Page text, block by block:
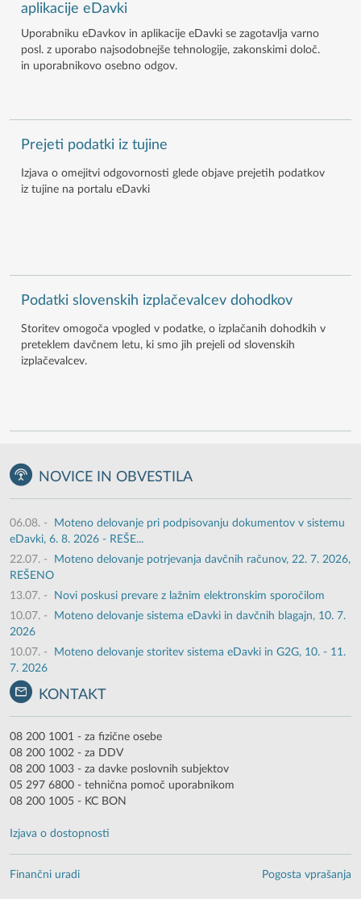
aplikacije eDavki
Uporabniku eDavkov in aplikacije eDavki se zagotavlja varno
posl. z uporabo najsodobnejše tehnologije, zakonskimi določ.
in uporabnikovo osebno odgov.
Prejeti podatki iz tujine
Izjava o omejitvi odgovornosti glede objave prejetih podatkov
iz tujine na portalu eDavki
Podatki slovenskih izplačevalcev dohodkov
Storitev omogoča vpogled v podatke, o izplačanih dohodkih v
preteklem davčnem letu, ki smo jih prejeli od slovenskih
izplačevalcev.
NOVICE IN OBVESTILA
06.08. -
Moteno delovanje pri podpisovanju dokumentov v sistemu
eDavki, 6. 8. 2026 - REŠE...
22.07. -
Moteno delovanje potrjevanja davčnih računov, 22. 7. 2026,
REŠENO
13.07. -
Novi poskusi prevare z lažnim elektronskim sporočilom
10.07. -
Moteno delovanje sistema eDavki in davčnih blagajn, 10. 7.
2026
10.07. -
Moteno delovanje storitev sistema eDavki in G2G, 10. - 11.
7. 2026
KONTAKT
08 200 1001 - za fizične osebe
08 200 1002 - za DDV
08 200 1003 - za davke poslovnih subjektov
05 297 6800 - tehnična pomoč uporabnikom
08 200 1005 - KC BON
Izjava o dostopnosti
Finančni uradi Pogosta vprašanja